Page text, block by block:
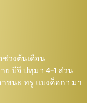
ช่วงต้นเดือน
บีจี ปทุมฯ 4-1 ส่วน
ชนะ ทรู แบงค็อกฯ มา